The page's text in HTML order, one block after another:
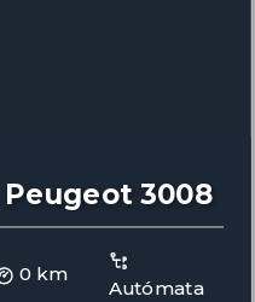
Peugeot 3008
0 km
Autómata